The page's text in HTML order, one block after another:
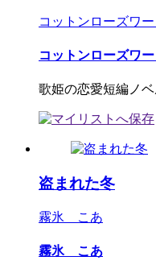
コットンローズワー
コットンローズワ
歌姫の恋愛短編ノ
盗まれた冬
霧氷 こあ
霧氷 こあ